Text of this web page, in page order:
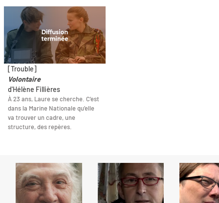
[Trouble]
Volontaire
d'Hélène Fillières
À 23 ans, Laure se cherche. C’est
dans la Marine Nationale qu’elle
va trouver un cadre, une
structure, des repères.